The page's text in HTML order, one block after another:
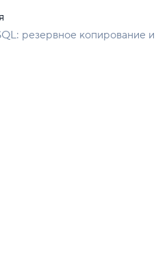
резервное копирование и